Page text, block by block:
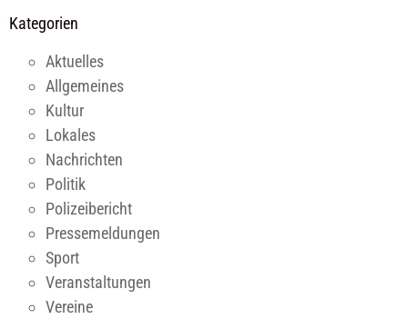
Kategorien
Aktuelles
Allgemeines
Kultur
Lokales
Nachrichten
Politik
Polizeibericht
Pressemeldungen
Sport
Veranstaltungen
Vereine